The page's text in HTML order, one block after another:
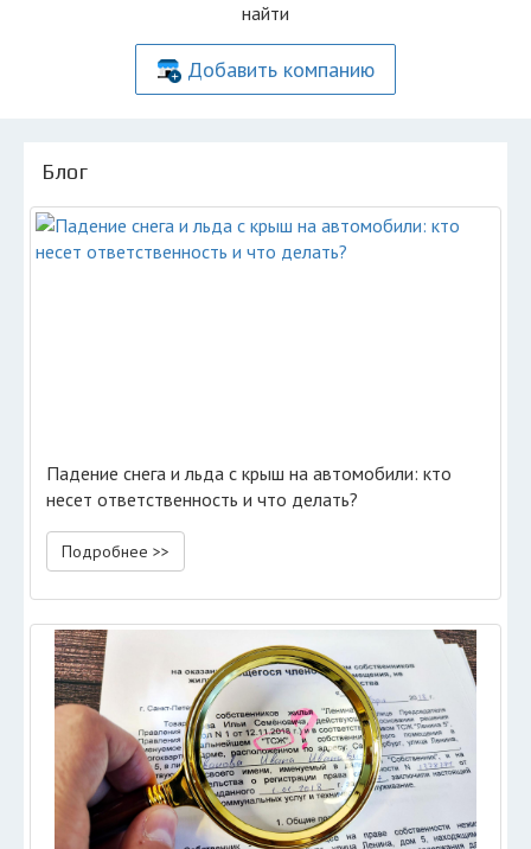
найти
Добавить компанию
Блог
Падение снега и льда с крыш на автомобили: кто
несет ответственность и что делать?
Подробнее >>